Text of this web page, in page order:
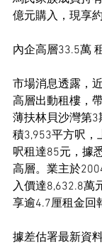
億元購入，現享
內企高層33.5萬
市場消息透露，
高層出動租樓，
薄扶林貝沙灣第
積3,953平方呎，
呎租達85元，據
高層。業主於
入價達8,632.8萬
享逾4.7厘租金回
據差估署最新資